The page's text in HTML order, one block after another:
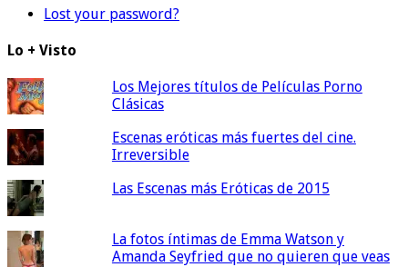
Lost your password?
Lo + Visto
Los Mejores títulos de Películas Porno
Clásicas
Escenas eróticas más fuertes del cine.
Irreversible
Las Escenas más Eróticas de 2015
La fotos íntimas de Emma Watson y
Amanda Seyfried que no quieren que veas